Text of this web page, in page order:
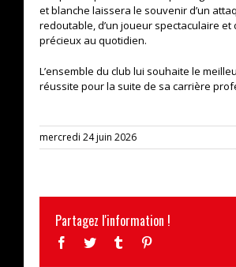
et blanche laissera le souvenir d’un
redoutable, d’un joueur spectaculaire et
précieux au quotidien.
L’ensemble du club lui souhaite le
réussite pour la suite de sa carrière
mercredi 24 juin 2026
Partagez l'information !
Facebook
Twitter Tumblr